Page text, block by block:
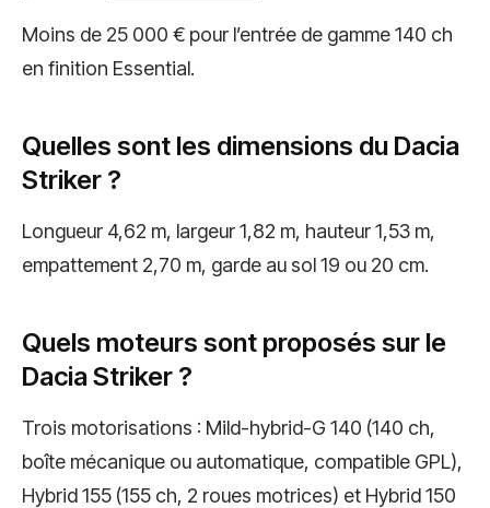
Moins de 25 000 € pour l’entrée de gamme 140 ch
en finition Essential.
Quelles sont les dimensions du Dacia
Striker ?
Longueur 4,62 m, largeur 1,82 m, hauteur 1,53 m,
empattement 2,70 m, garde au sol 19 ou 20 cm.
Quels moteurs sont proposés sur le
Dacia Striker ?
Trois motorisations : Mild-hybrid-G 140 (140 ch,
boîte mécanique ou automatique, compatible GPL),
Hybrid 155 (155 ch, 2 roues motrices) et Hybrid 150